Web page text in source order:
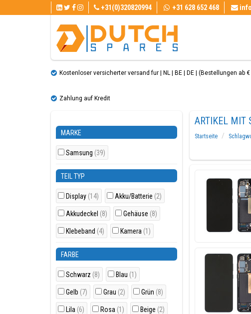
+31(0)320820994 +31 628 652 468
Kostenloser versicherter versand fur | NL | BE | DE | (Bestellungen ab €
Zahlung auf Kredit
MARKE
Samsung (39)
TEIL TYP
Display (14) Akku/Batterie (2)
Akkudeckel (8) Gehäuse (8)
Klebeband (4) Kamera (1)
FARBE
Schwarz (8) Blau (1)
Gelb (7) Grau (2) Grün (8)
Lila (6) Rosa (1) Beige (2)
ARTIKEL MIT
Startseite